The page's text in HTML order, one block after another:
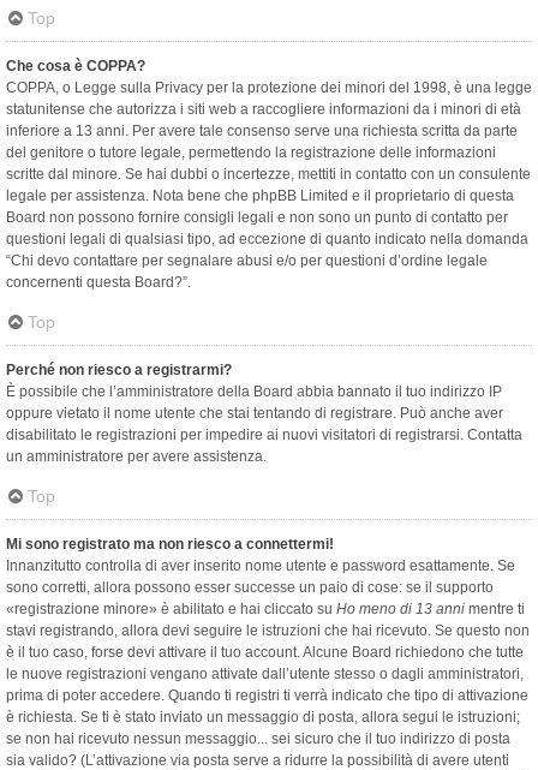
Top
Che cosa è COPPA?
COPPA, o Legge sulla Privacy per la protezione dei minori del 1998, è una legge
statunitense che autorizza i siti web a raccogliere informazioni da i minori di età
inferiore a 13 anni. Per avere tale consenso serve una richiesta scritta da parte
del genitore o tutore legale, permettendo la registrazione delle informazioni
scritte dal minore. Se hai dubbi o incertezze, mettiti in contatto con un consulente
legale per assistenza. Nota bene che phpBB Limited e il proprietario di questa
Board non possono fornire consigli legali e non sono un punto di contatto per
questioni legali di qualsiasi tipo, ad eccezione di quanto indicato nella domanda
“Chi devo contattare per segnalare abusi e/o per questioni d’ordine legale
concernenti questa Board?”.
Top
Perché non riesco a registrarmi?
È possibile che l’amministratore della Board abbia bannato il tuo indirizzo IP
oppure vietato il nome utente che stai tentando di registrare. Può anche aver
disabilitato le registrazioni per impedire ai nuovi visitatori di registrarsi. Contatta
un amministratore per avere assistenza.
Top
Mi sono registrato ma non riesco a connettermi!
Innanzitutto controlla di aver inserito nome utente e password esattamente. Se
sono corretti, allora possono esser successe un paio di cose: se il supporto
«registrazione minore» è abilitato e hai cliccato su Ho meno di 13 anni mentre ti
stavi registrando, allora devi seguire le istruzioni che hai ricevuto. Se questo non
è il tuo caso, forse devi attivare il tuo account. Alcune Board richiedono che tutte
le nuove registrazioni vengano attivate dall’utente stesso o dagli amministratori,
prima di poter accedere. Quando ti registri ti verrà indicato che tipo di attivazione
è richiesta. Se ti è stato inviato un messaggio di posta, allora segui le istruzioni;
se non hai ricevuto nessun messaggio... sei sicuro che il tuo indirizzo di posta
sia valido? (L’attivazione via posta serve a ridurre la possibilità di avere utenti